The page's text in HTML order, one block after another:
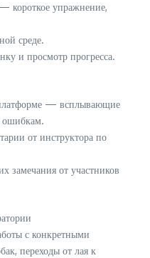
упражнение,
среде.
и просмотр прогресса.
— всплывающие
ошибкам.
от инструктора по
замечания от участников
с конкретными
переходы от лая к